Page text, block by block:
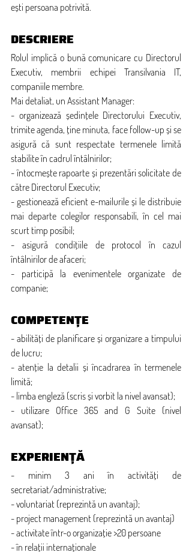
ești persoana potrivită.
DESCRIERE
Rolul implică o bună comunicare cu Directorul
Executiv, membrii echipei Transilvania IT,
companiile membre.
Mai detaliat, un Assistant Manager:
- organizează ședințele Directorului Executiv,
trimite agenda, ține minuta, face follow-up și se
asigură că sunt respectate termenele limită
stabilite în cadrul întâlnirilor;
- întocmește rapoarte și prezentări solicitate de
către Directorul Executiv;
- gestionează eficient e-mailurile și le distribuie
mai departe colegilor responsabili, în cel mai
scurt timp posibil;
- asigură condițiile de protocol în cazul
întâlnirilor de afaceri;
- participă la evenimentele organizate de
companie;
COMPETENȚE
- abilități de planificare și organizare a timpului
de lucru;
- atenție la detalii și încadrarea în termenele
limită;
- limba engleză (scris și vorbit la nivel avansat);
- utilizare Office 365 and G Suite (nivel
avansat);
EXPERIENȚĂ
- minim 3 ani în activități de
secretariat/administrative;
- voluntariat (reprezintă un avantaj);
- project management (reprezintă un avantaj)
- activitate într-o organizație >20 persoane
- în relații internaționale